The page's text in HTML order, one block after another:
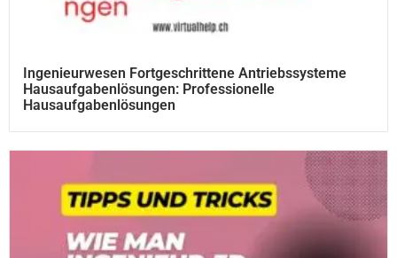
Ingenieurwesen Fortgeschrittene Antriebssysteme
Hausaufgabenlösungen: Professionelle
Hausaufgabenlösungen